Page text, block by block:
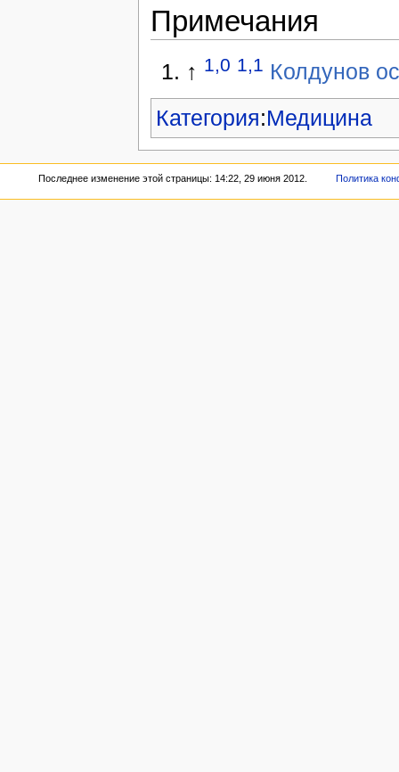
Примечания
↑ 1,0 1,1 Колдунов
Категория:Медицина
Последнее изменение этой страницы: 14:22, 29 июня 2012. Политика